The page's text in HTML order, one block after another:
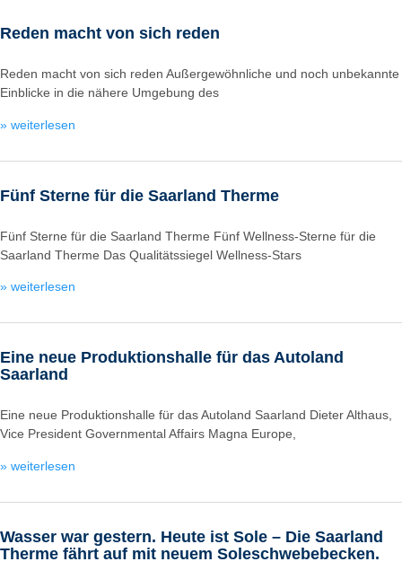
Reden macht von sich reden
Reden macht von sich reden Außergewöhnliche und noch unbekannte
Einblicke in die nähere Umgebung des
» weiterlesen
Fünf Sterne für die Saarland Therme
Fünf Sterne für die Saarland Therme Fünf Wellness-Sterne für die
Saarland Therme Das Qualitätssiegel Wellness-Stars
» weiterlesen
Eine neue Produktionshalle für das Autoland
Saarland
Eine neue Produktionshalle für das Autoland Saarland Dieter Althaus,
Vice President Governmental Affairs Magna Europe,
» weiterlesen
Wasser war gestern. Heute ist Sole – Die Saarland
Therme fährt auf mit neuem Soleschwebebecken.